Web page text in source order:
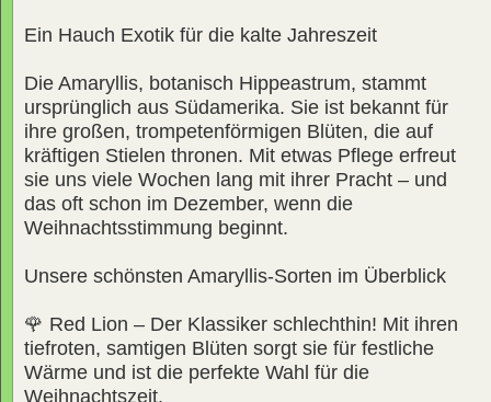
Ein Hauch Exotik für die kalte Jahreszeit
Die Amaryllis, botanisch Hippeastrum, stammt
ursprünglich aus Südamerika. Sie ist bekannt für
ihre großen, trompetenförmigen Blüten, die auf
kräftigen Stielen thronen. Mit etwas Pflege erfreut
sie uns viele Wochen lang mit ihrer Pracht – und
das oft schon im Dezember, wenn die
Weihnachtsstimmung beginnt.
Unsere schönsten Amaryllis-Sorten im Überblick
🌹 Red Lion – Der Klassiker schlechthin! Mit ihren
tiefroten, samtigen Blüten sorgt sie für festliche
Wärme und ist die perfekte Wahl für die
Weihnachtszeit.